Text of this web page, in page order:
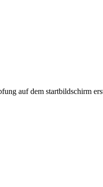
auf dem startbildschirm